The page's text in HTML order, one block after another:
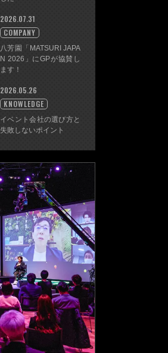
八芳園「MATSURI JAPA
N 2026」にGPが協賛し
ます！
2026.07.31
COMPANY
イベント会社の選び方と
失敗しないポイント
2026.05.26
KNOWLEDGE